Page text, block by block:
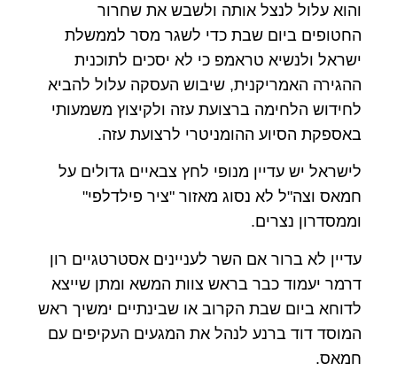
והוא עלול לנצל אותה ולשבש את שחרור
החטופים ביום שבת כדי לשגר מסר לממשלת
ישראל ולנשיא טראמפ כי לא יסכים לתוכנית
ההגירה האמריקנית, שיבוש העסקה עלול להביא
לחידוש הלחימה ברצועת עזה ולקיצוץ משמעותי
באספקת הסיוע ההומניטרי לרצועת עזה.
לישראל יש עדיין מנופי לחץ צבאיים גדולים על
חמאס וצה"ל לא נסוג מאזור "ציר פילדלפי"
וממסדרון נצרים.
עדיין לא ברור אם השר לעניינים אסטרטגיים רון
דרמר יעמוד כבר בראש צוות המשא ומתן שייצא
לדוחא ביום שבת הקרוב או שבינתיים ימשיך ראש
המוסד דוד ברנע לנהל את המגעים העקיפים עם
חמאס.